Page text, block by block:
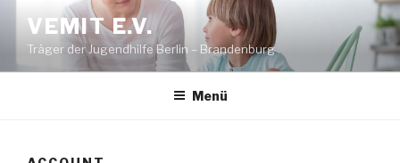
Inhalt
springen
VEMIT E.V.
Träger der Jugendhilfe Berlin – Brandenburg
Menü